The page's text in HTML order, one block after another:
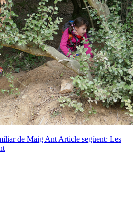
de Maig Ant Article següent: Les